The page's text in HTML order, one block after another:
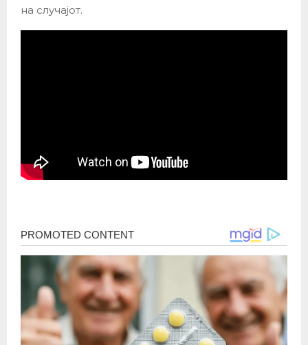
на случајот.